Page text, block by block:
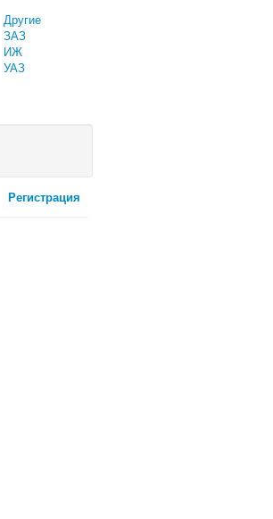
Другие
ЗАЗ
ИЖ
УАЗ
Регистрация